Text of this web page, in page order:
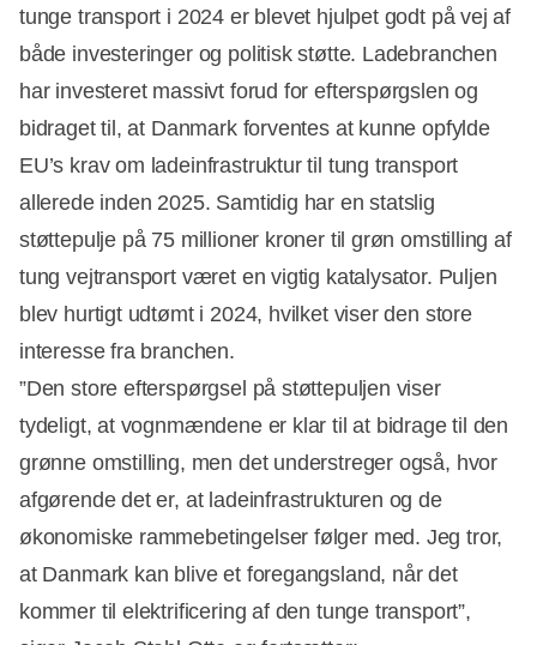
tunge transport i 2024 er blevet hjulpet godt på vej af
både investeringer og politisk støtte. Ladebranchen
har investeret massivt forud for efterspørgslen og
bidraget til, at Danmark forventes at kunne opfylde
EU’s krav om ladeinfrastruktur til tung transport
allerede inden 2025. Samtidig har en statslig
støttepulje på 75 millioner kroner til grøn omstilling af
tung vejtransport været en vigtig katalysator. Puljen
blev hurtigt udtømt i 2024, hvilket viser den store
interesse fra branchen.
”Den store efterspørgsel på støttepuljen viser
tydeligt, at vognmændene er klar til at bidrage til den
grønne omstilling, men det understreger også, hvor
afgørende det er, at ladeinfrastrukturen og de
økonomiske rammebetingelser følger med. Jeg tror,
at Danmark kan blive et foregangsland, når det
kommer til elektrificering af den tunge transport”,